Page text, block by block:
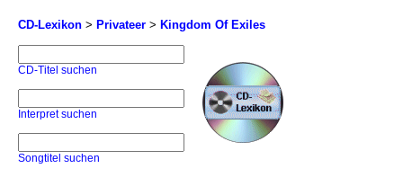
CD-Lexikon > Privateer > Kingdom Of Exiles
CD-Titel suchen
Interpret suchen
Songtitel suchen